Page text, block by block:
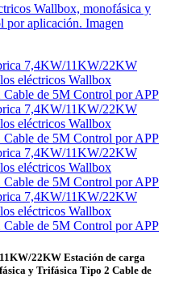
22KW Estación de carga
y Trifásica Tipo 2 Cable de